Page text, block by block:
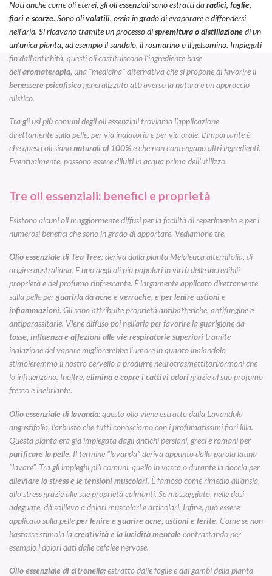
Noti anche come oli eterei, gli oli essenziali sono estratti daradici, foglie,
fiori e scorze. Sono olivolatili, ossia in grado di evaporare e diffondersi
nell’aria. Si ricavano tramite un processo dispremitura o distillazionedi un
un’unica pianta, ad esempio il sandalo, il rosmarino o il gelsomino. Impiegati
fin dall’antichità, questi oli costituiscono l’ingrediente base
dell’aromaterapia, una “medicina” alternativa che si propone di favorire il
benessere psicofisicogeneralizzato attraverso la natura e un approccio
olistico.
Tra gli usi più comuni degli oli essenziali troviamo l’applicazione
direttamente sulla pelle, per via inalatoria e per via orale. L’importante è
che questi oli sianonaturali al 100%e che non contengano altri ingredienti.
Eventualmente, possono essere diluiti in acqua prima dell’utilizzo.
Tre oli essenziali: benefici e proprietà
Esistono alcuni oli maggiormente diffusi per la facilità di reperimento e per i
numerosi benefici che sono in grado di apportare. Vediamone tre.
Olio essenziale di Tea Tree: deriva dalla pianta Melaleuca alternifolia, di
origine australiana. È uno degli oli più popolari in virtù delle incredibili
proprietà e del profumo rinfrescante. È largamente applicato direttamente
sulla pelle perguarirla da acne e verruche, e per lenire ustioni e
infiammazioni. Gli sono attribuite proprietà antibatteriche, antifungine e
antiparassitarie. Viene diffuso poi nell’aria per favorire la guarigione da
tosse, influenza e affezioni alle vie respiratorie superioritramite
inalazione del vapore migliorerebbe l’umore in quanto inalandolo
stimoleremmo il nostro cervello a produrre neurotrasmettitori/ormoni che
lo influenzano. Inoltre, elimina e copre i cattivi odorigrazie al suo profumo
fresco e inebriante.
Olio essenziale di lavanda:questo olio viene estratto dalla Lavandula
angustifolia, l’arbusto che tutti conosciamo con i profumatissimi fiori lilla.
Questa pianta era già impiegata dagli antichi persiani, greci e romani per
purificare la pelle. Il termine “lavanda” deriva appunto dalla parola latina
“lavare”. Tra gli impieghi più comuni, quello in vasca o durante la doccia per
alleviare lo stress e le tensioni muscolari. È famoso come rimedio all’ansia,
allo stress grazie alle sue proprietà calmanti. Se massaggiato, nelle dosi
adeguate, dà sollievo a dolori muscolari e articolari. Infine, può essere
applicato sulla pelleper lenire e guarire acne, ustioni e ferite. Come se non
bastasse stimola lacreatività e la lucidità mentalecontrastando per
esempio i dolori dati dalle cefalee nervose.
Olio essenziale di citronella:estratto dalle foglie e dai gambi della pianta